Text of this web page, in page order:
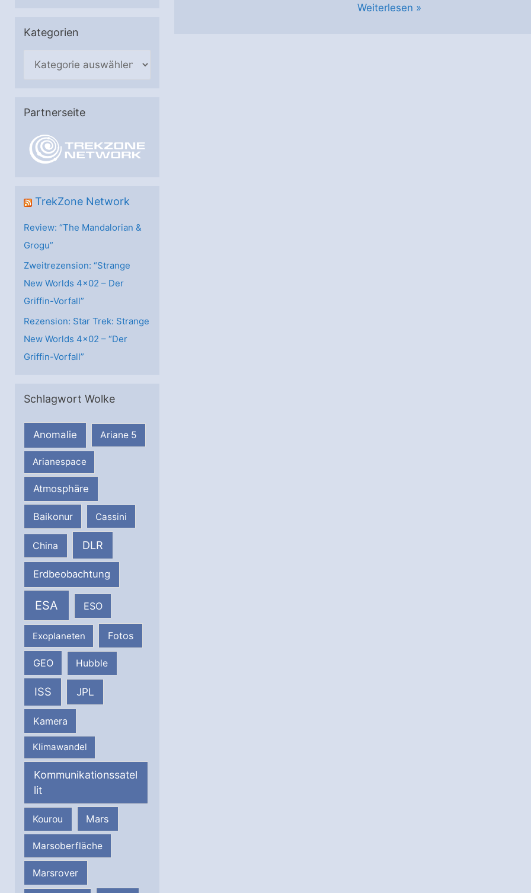
Kategorien
e
e
Partnerseite
TrekZone Network
Review: “The Mandalorian &
Grogu”
Zweitrezension: “Strange
New Worlds 4×02 – Der
Griffin-Vorfall”
Rezension: Star Trek: Strange
New Worlds 4×02 – “Der
Griffin-Vorfall”
Schlagwort Wolke
Anomalie Ariane 5
Arianespace
Atmosphäre
Baikonur Cassini
China DLR
Erdbeobachtung
ESA ESO
Exoplaneten Fotos
GEO Hubble
ISS JPL
Kamera
Klimawandel
Kommunikationssatel
lit
Kourou Mars
Marsoberfläche
Marsrover
Türksat
Weiterlesen »